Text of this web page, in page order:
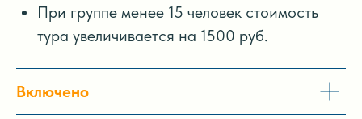
При группе менее 15 человек стоимость
тура увеличивается на 1500 руб.
Включено